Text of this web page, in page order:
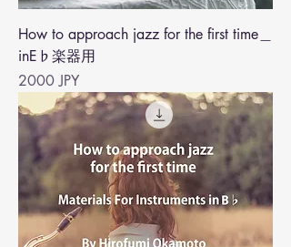
How to approach jazz for the first time＿
inE♭楽器用
Precio
2000 JPY